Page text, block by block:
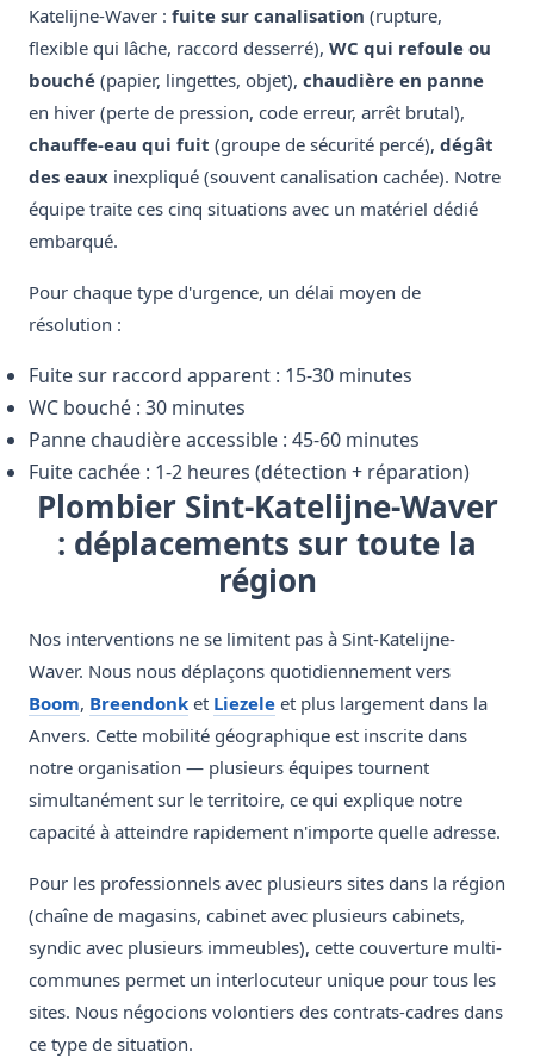
Katelijne-Waver : fuite sur canalisation (rupture,
flexible qui lâche, raccord desserré), WC qui refoule ou
bouché (papier, lingettes, objet), chaudière en panne
en hiver (perte de pression, code erreur, arrêt brutal),
chauffe-eau qui fuit (groupe de sécurité percé), dégât
des eaux inexpliqué (souvent canalisation cachée). Notre
équipe traite ces cinq situations avec un matériel dédié
embarqué.
Pour chaque type d'urgence, un délai moyen de
résolution :
Fuite sur raccord apparent : 15-30 minutes
WC bouché : 30 minutes
Panne chaudière accessible : 45-60 minutes
Fuite cachée : 1-2 heures (détection + réparation)
Plombier Sint-Katelijne-Waver
: déplacements sur toute la
région
Nos interventions ne se limitent pas à Sint-Katelijne-
Waver. Nous nous déplaçons quotidiennement vers
Boom, Breendonk et Liezele et plus largement dans la
Anvers. Cette mobilité géographique est inscrite dans
notre organisation — plusieurs équipes tournent
simultanément sur le territoire, ce qui explique notre
capacité à atteindre rapidement n'importe quelle adresse.
Pour les professionnels avec plusieurs sites dans la région
(chaîne de magasins, cabinet avec plusieurs cabinets,
syndic avec plusieurs immeubles), cette couverture multi-
communes permet un interlocuteur unique pour tous les
sites. Nous négocions volontiers des contrats-cadres dans
ce type de situation.